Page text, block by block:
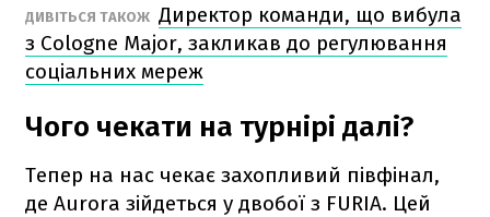
ДИВІТЬСЯ ТАКОЖ Директор команди, що вибула
з Cologne Major, закликав до регулювання
соціальних мереж
Чого чекати на турнірі далі?
Тепер на нас чекає захопливий півфінал,
де Aurora зійдеться у двобої з FURIA. Цей